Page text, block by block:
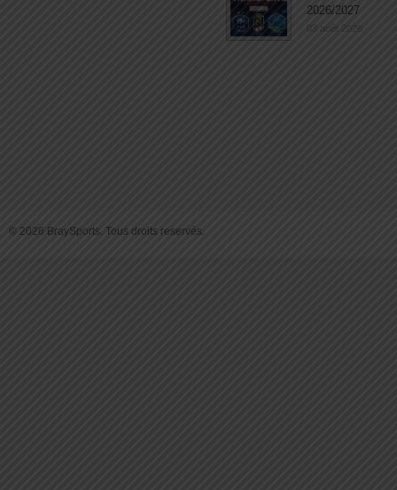
2026/2027
03 août 2026
© 2026 BraySports. Tous droits reservés.